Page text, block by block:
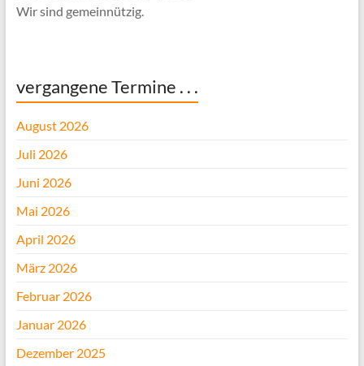
Wir sind gemeinnützig.
vergangene Termine . . .
August 2026
Juli 2026
Juni 2026
Mai 2026
April 2026
März 2026
Februar 2026
Januar 2026
Dezember 2025